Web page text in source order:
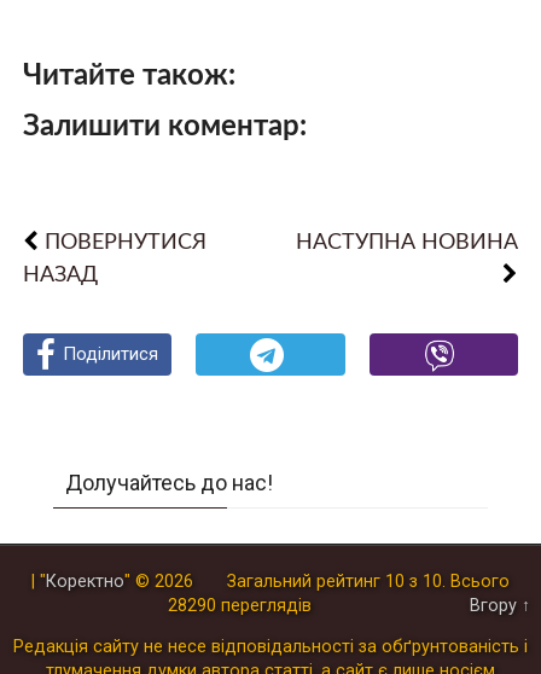
Читайте також:
Залишити коментар:
ПОВЕРНУТИСЯ
НАЗАД
НАСТУПНА НОВИНА
Поділитися
Поділитися
Поділитися
Долучайтесь до нас!
| "Коректно" © 2026 Загальний рейтинг 10 з 10. Всього
28290 переглядів Вгору ↑
Редакція сайту не несе відповідальності за обґрунтованість і